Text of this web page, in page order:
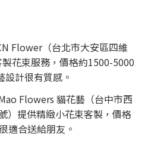
Flower（台北市大安區四維
花束服務，價格約1500-5000
設計很有質感。
Flowers 貓花藝（台中市西
）提供精緻小花束客製，價格
適合送給朋友。